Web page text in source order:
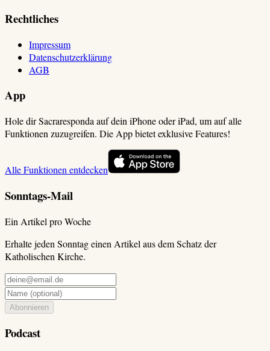
Rechtliches
Impressum
Datenschutzerklärung
AGB
App
Hole dir Sacraresponda auf dein iPhone oder iPad, um auf alle
Funktionen zuzugreifen. Die App bietet exklusive Features!
Alle Funktionen entdecken
Sonntags-Mail
Ein Artikel pro Woche
Erhalte jeden Sonntag einen Artikel aus dem Schatz der
Katholischen Kirche.
Abonnieren
Podcast